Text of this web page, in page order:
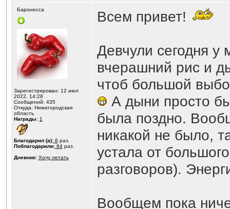
Баронесса
Зарегистрирован: 12 июл
2022, 14:28
Сообщений: 435
Откуда: Нижегородская
область
Награды: 1
Благодарил (а):6 раз.
Поблагодарили:64раз.
Дневник: Хочу летать
Всем привет!
Девчули сегодня
вчерашний рис и
чтоб большой
А дыни просто
была поздно.
никакой не было,
устала от
разговоров).
Вообщем пока